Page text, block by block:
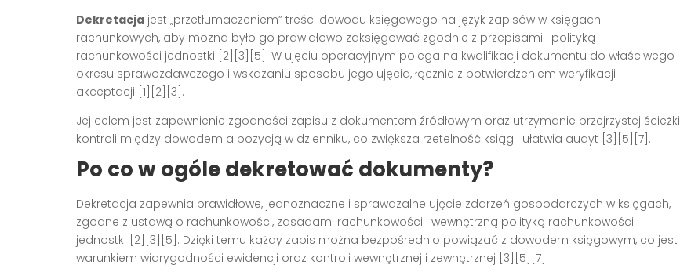
Dekretacja jest „przetłumaczeniem” treści dowodu księgowego na język zapisów w księgach
rachunkowych, aby można było go prawidłowo zaksięgować zgodnie z przepisami i polityką
rachunkowości jednostki [2][3][5]. W ujęciu operacyjnym polega na kwalifikacji dokumentu do właściwego
okresu sprawozdawczego i wskazaniu sposobu jego ujęcia, łącznie z potwierdzeniem weryfikacji i
akceptacji [1][2][3].
Jej celem jest zapewnienie zgodności zapisu z dokumentem źródłowym oraz utrzymanie przejrzystej ścieżki
kontroli między dowodem a pozycją w dzienniku, co zwiększa rzetelność ksiąg i ułatwia audyt [3][5][7].
Po co w ogóle dekretować dokumenty?
Dekretacja zapewnia prawidłowe, jednoznaczne i sprawdzalne ujęcie zdarzeń gospodarczych w księgach,
zgodne z ustawą o rachunkowości, zasadami rachunkowości i wewnętrzną polityką rachunkowości
jednostki [2][3][5]. Dzięki temu każdy zapis można bezpośrednio powiązać z dowodem księgowym, co jest
warunkiem wiarygodności ewidencji oraz kontroli wewnętrznej i zewnętrznej [3][5][7].